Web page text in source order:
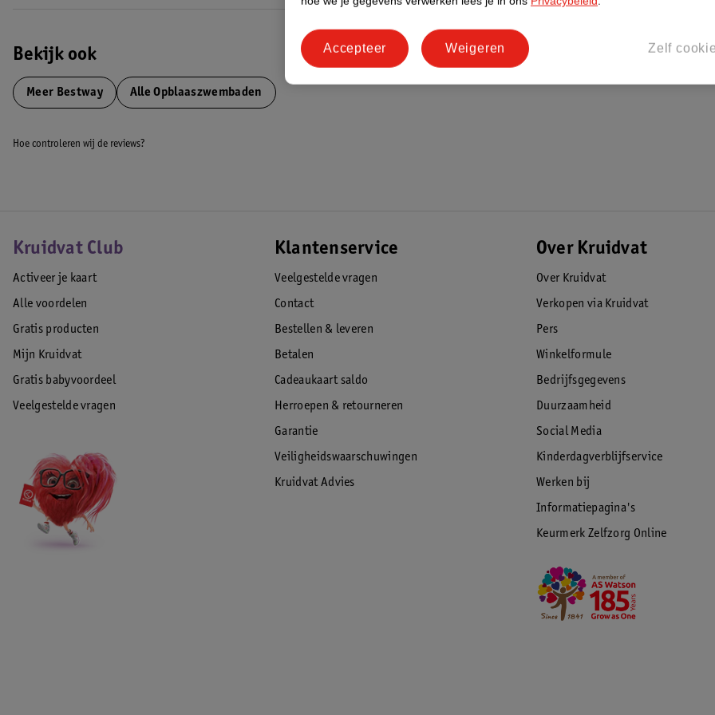
Bekijk ook
Meer Bestway Alle Opblaaszwembaden
Hoe controleren wij de reviews?
Kruidvat Club
Activeer je kaart
Alle voordelen
Gratis producten
Mijn Kruidvat
Gratis babyvoordeel
Veelgestelde vragen
Klantenservice
Veelgestelde vragen
Contact
Bestellen & leveren
Betalen
Cadeaukaart saldo
Herroepen & retourneren
Garantie
Veiligheidswaarschuwingen
Kruidvat Advies
Over Kruidvat
Over Kruidvat
Verkopen via Kruidvat
Pers
Winkelformule
Bedrijfsgegevens
Duurzaamheid
Social Media
Kinderdagverblijfservice
Werken bij
Informatiepagina's
Keurmerk Zelfzorg Online
Zelf
Weigeren
Accepteer